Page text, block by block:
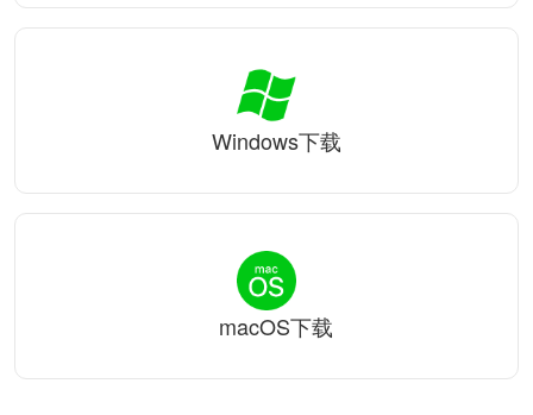
Windows下载
macOS下载